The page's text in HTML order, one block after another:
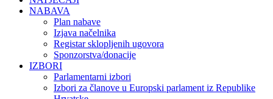
NABAVA
Plan nabave
Izjava načelnika
Registar sklopljenih ugovora
Sponzorstva/donacije
IZBORI
Parlamentarni izbori
Izbori za članove u Europski parlament iz Republike